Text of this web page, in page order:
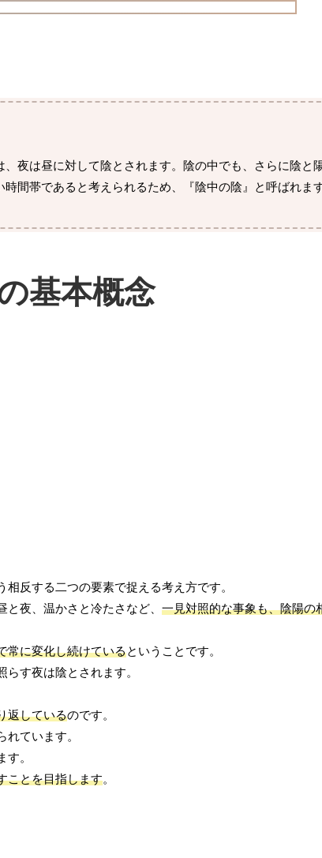
夜は昼に対して陰とされます。陰の中でも、さらに陰と
間帯であると考えられるため、『陰中の陰』と呼ばれます
基本概念
反する二つの要素で捉える考え方です。
夜、温かさと冷たさなど、 一見対照的な事象も、陰陽の
常に変化し続けているということです。
す夜は陰とされます。
返しているのです。
ています。
。
ことを目指します。